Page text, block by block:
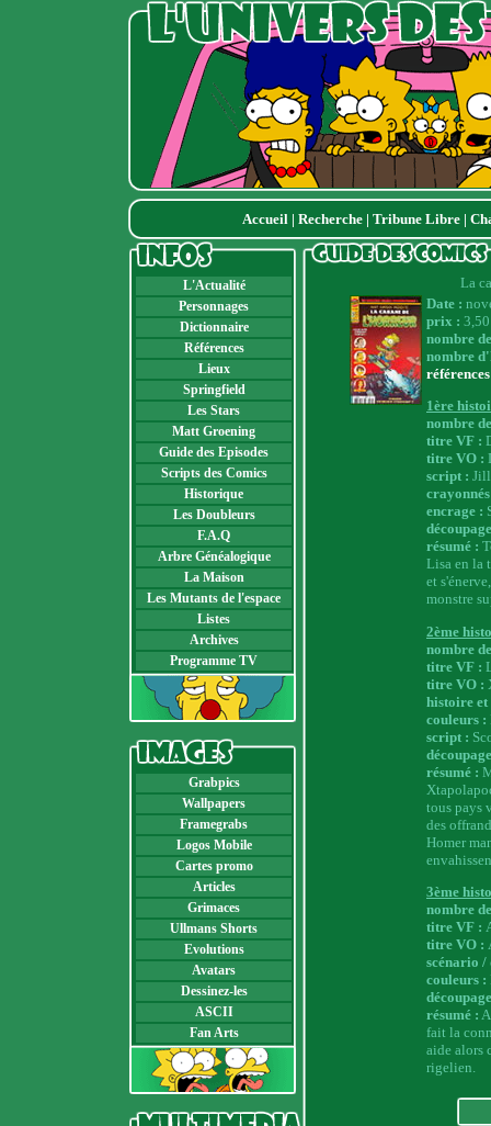
Accueil| Recherche| Tribune Libre |
L'Actualité
Personnages
Dictionnaire
Références
Lieux
Springfield
Les Stars
Matt Groening
Guide des Episodes
Scripts des Comics
Historique
Les Doubleurs
F.A.Q
Arbre Généalogique
La Maison
Les Mutants de l'espace
Listes
Archives
Programme TV
Grabpics
Wallpapers
Framegrabs
Logos Mobile
Cartes promo
Articles
Grimaces
Ullmans Shorts
Evolutions
Avatars
Dessinez-les
ASCII
Fan Arts
La
Date :
prix :
nombre
nombre
références
1ère
nombre
titre VF :
titre VO :
script :
encrage :
résumé :
Lisa en la
et
monstre
2ème
nombre
titre VF :
titre VO :
histoire et
couleurs :
script :
résumé :
tous pays
des
Homer
3ème
nombre
titre VF :
titre VO :
scénario /
couleurs :
résumé :
fait la
aide alors
rigelien.